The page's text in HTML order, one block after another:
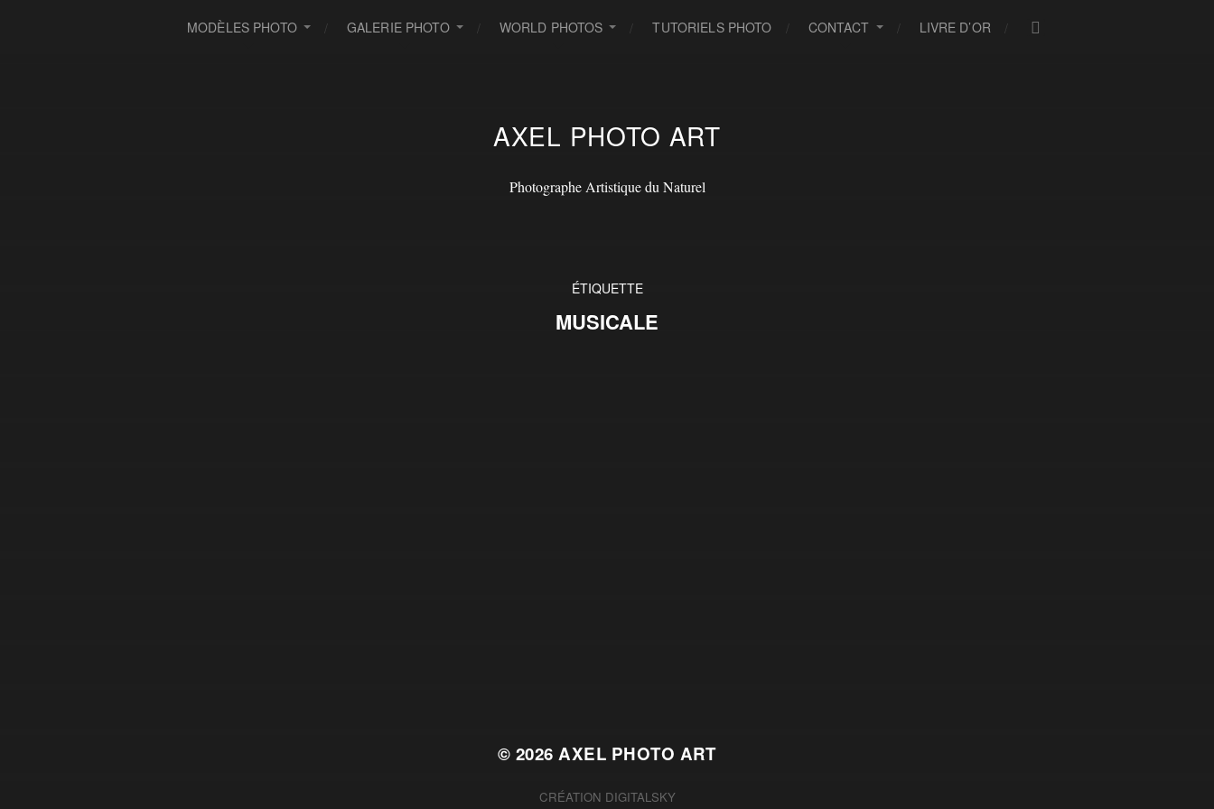
MODÈLES PHOTO GALERIE PHOTO WORLD PHOTOS TUTORIELS PHOTO CONTACT LIVRE D’OR
AXEL PHOTO ART
Photographe Artistique du Naturel
ÉTIQUETTE
MUSICALE
© 2026AXEL PHOTO ART
CRÉATION DIGITALSKY